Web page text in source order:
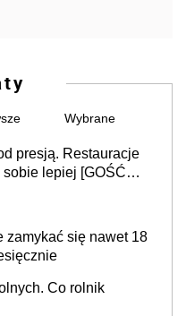
Wybrane
presją. Restauracje
sobie lepiej [GOŚĆ
zamykać się nawet 18
Co rolnik